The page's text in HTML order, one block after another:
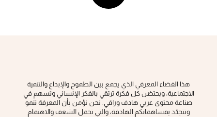
هذا الفضاء المعرفي الذي يجمع بين الطموح والإبداع والتنمية
الاجتماعية، ويحتضن كل فكرة ‏ترتقي بالفكر الإنساني وتسهم في
صناعة محتوى عربي هادف وراقي‎.‎ نحن نؤمن بأن المعرفة تنمو
وتتجدّد بمساهماتكم الهادفة، والتي تحمل الشغف والاهتمام